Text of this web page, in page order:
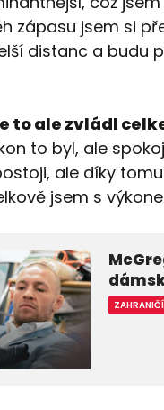
zápasu jsem si
distanc a budu
to ale zvládl
to byl, ale
ale díky
jsem s
ZAHRANIČÍ